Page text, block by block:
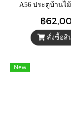
A56 ประตูบ้านไ
สวยๆ พร้อมหน้าต่
เทจ
฿
สั่งซื้อสิ
New